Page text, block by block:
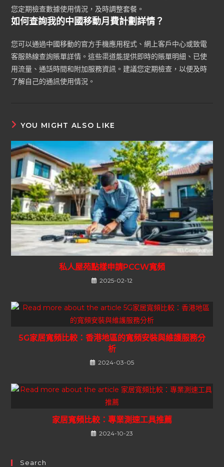
您定期檢查數據使用情況，及時調整套餐。
如何查詢我的中國移動月費計劃詳情？
您可以通過中國移動的官方手機應用程式、網上客戶中心或致電
客服熱線查詢賬單詳情。這些渠道能提供即時的賬單明細、已使
用流量、通話時間和附加服務資訊。建議您定期檢查，以便及時
了解自己的通訊使用情況。
YOU MIGHT ALSO LIKE
私人屋苑點樣申請PCCW寬頻
2025-02-12
5G家居寬頻比較：香港地區的寬頻安裝與維護服務分
析
2024-03-05
家居寬頻比較：專業測速工具推薦
2024-10-23
Search